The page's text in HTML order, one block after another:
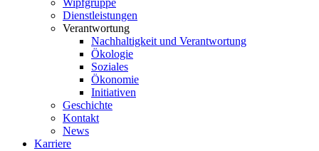
Wipfgruppe
Dienstleistungen
Verantwortung
Nachhaltigkeit und Verantwortung
Ökologie
Soziales
Ökonomie
Initiativen
Geschichte
Kontakt
News
Karriere